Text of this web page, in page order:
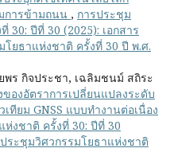
การข้ามถนน , การประชุม
30: ปีที่ 30 (2025): เอกสาร
ยธาแห่งชาติ ครั้งที่ 30 ปี พ.ศ.
ร กิจประชา, เฉลิมชนม์ สถิระ
องอัตราการเปลี่ยนแปลงระดับ
ทียม GNSS แบบทำงานต่อเนื่อง
งชาติ ครั้งที่ 30: ปีที่ 30
ระชุมวิศวกรรมโยธาแห่งชาติ